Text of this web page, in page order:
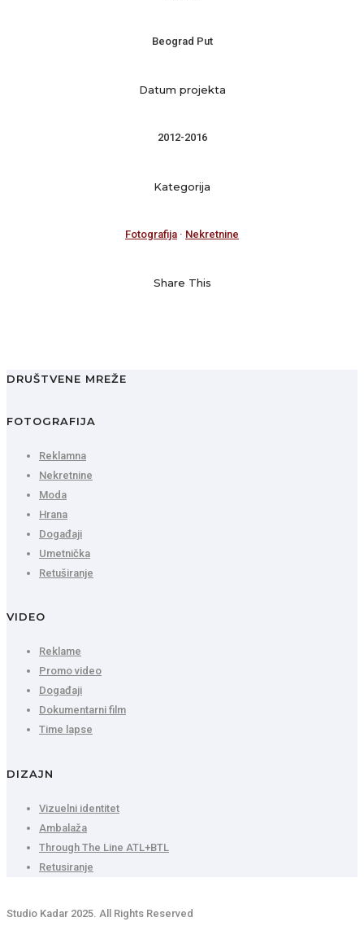
Beograd Put
Datum projekta
2012-2016
Kategorija
Fotografija · Nekretnine
Share This
DRUŠTVENE MREŽE
FOTOGRAFIJA
Reklamna
Nekretnine
Moda
Hrana
Događaji
Umetnička
Retuširanje
VIDEO
Reklame
Promo video
Događaji
Dokumentarni film
Time lapse
DIZAJN
Vizuelni identitet
Ambalaža
Through The Line ATL+BTL
Retusiranje
Studio Kadar 2025. All Rights Reserved